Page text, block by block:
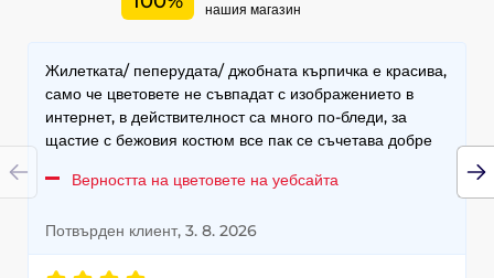
нашия магазин
Жилетката/ пеперудата/ джобната кърпичка е красива,
само че цветовете не съвпадат с изображението в
интернет, в действителност са много по-бледи, за
щастие с бежовия костюм все пак се съчетава добре
Верността на цветовете на уебсайта
Потвърден клиент, 3. 8. 2026